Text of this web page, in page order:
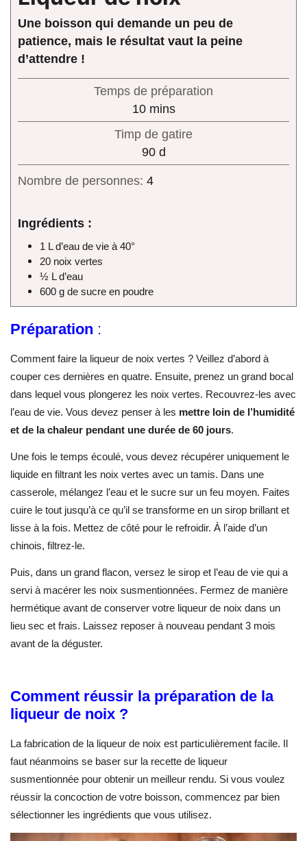
Une boisson qui demande un peu de
patience, mais le résultat vaut la peine
d’attendre !
Temps de préparation
10minutes
mins
Timp de gatire
90days
d
Nombre de personnes: 4
Ingrédients :
1 L d’eau de vie à 40°
20 noix vertes
½ L d’eau
600 g de sucre en poudre
Préparation :
Comment faire la liqueur de noix vertes ? Veillez d’abord à
couper ces dernières en quatre. Ensuite, prenez un grand bocal
dans lequel vous plongerez les noix vertes. Recouvrez-les avec
l’eau de vie. Vous devez penser à les mettre loin de l’humidité
et de la chaleur pendant une durée de 60 jours.
Une fois le temps écoulé, vous devez récupérer uniquement le
liquide en filtrant les noix vertes avec un tamis. Dans une
casserole, mélangez l’eau et le sucre sur un feu moyen. Faites
cuire le tout jusqu’à ce qu’il se transforme en un sirop brillant et
lisse à la fois. Mettez de côté pour le refroidir. À l’aide d’un
chinois, filtrez-le.
Puis, dans un grand flacon, versez le sirop et l’eau de vie qui a
servi à macérer les noix susmentionnées. Fermez de manière
hermétique avant de conserver votre liqueur de noix dans un
lieu sec et frais. Laissez reposer à nouveau pendant 3 mois
avant de la déguster.
Comment réussir la préparation de la
liqueur de noix ?
La fabrication de la liqueur de noix est particulièrement facile. Il
faut néanmoins se baser sur la recette de liqueur
susmentionnée pour obtenir un meilleur rendu. Si vous voulez
réussir la concoction de votre boisson, commencez par bien
sélectionner les ingrédients que vous utilisez.